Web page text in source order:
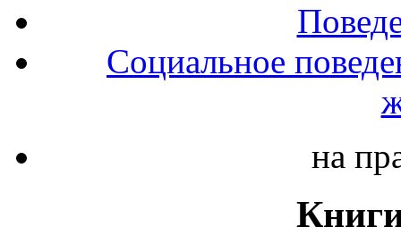
Социальное
на